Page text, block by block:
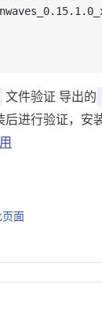
文件验证 导出的
后进行验证，安
面